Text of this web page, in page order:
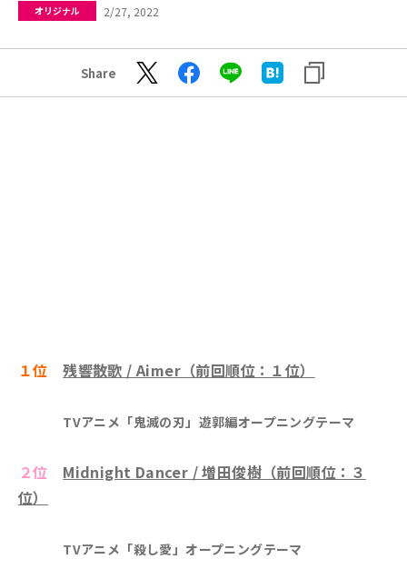
オリジナル 2/27, 2022
Share
１位 残響散歌 / Aimer（前回順位：１位）
TVアニメ「鬼滅の刃」遊郭編オープニングテーマ
２位 Midnight Dancer / 増田俊樹（前回順位：３
位）
TVアニメ「殺し愛」オープニングテーマ